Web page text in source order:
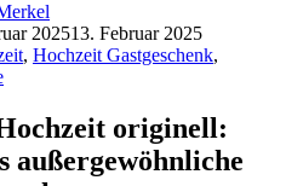
202513. Februar 2025
, Hochzeit Gastgeschenk,
originell:
außergewöhnliche